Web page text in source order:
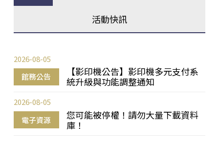
活動快訊
館務公告
【影印機公告】影印機多元支付系
統升級與功能調整通知
2026-08-05
電子資源
您可能被停權！請勿大量下載資料
庫！
2026-08-05